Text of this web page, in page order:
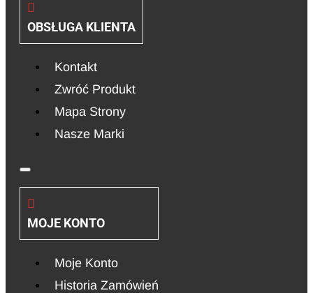
OBSŁUGA KLIENTA
Kontakt
Zwróć Produkt
Mapa Strony
Nasze Marki
MOJE KONTO
Moje Konto
Historia Zamówień